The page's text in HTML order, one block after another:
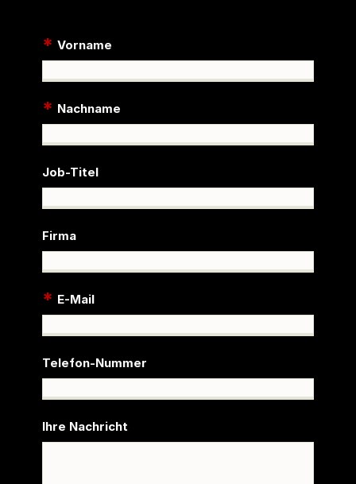
* Vorname
* Nachname
Job-Titel
Firma
* E-Mail
Telefon-Nummer
Ihre Nachricht